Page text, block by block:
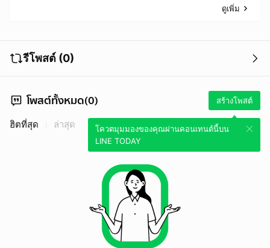
ดูเพิ่ม
รีโพสต์ (0)
โพสต์ทั้งหมด(0) สร้างโพสต์
โควตมุมมองของคุณผ่านคอนเทนต์นี้บน
LINE TODAY
ฮิตที่สุด ล่าสุด